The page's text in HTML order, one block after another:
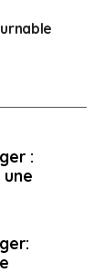
de
de ces
:
une